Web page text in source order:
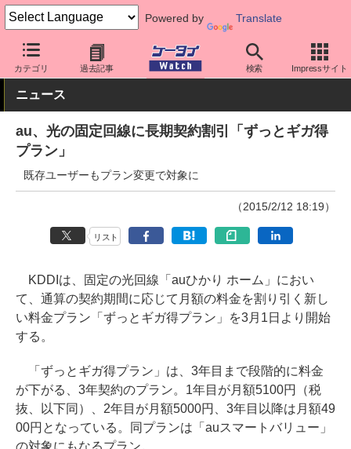
Powered by Translate
カテゴリ 過去記事 検索 Impressサイト
ケータイ Watch キャリア au 料金プラン・割引
ニュース
au、光の固定回線に長期契約割引「ずっとギガ得
プラン」
既存ユーザーもプラン変更で対象に
（2015/2/12 18:19）
リスト
KDDIは、固定の光回線「auひかり ホーム」におい
て、通算の契約期間に応じて月額の料金を割り引く新し
い料金プラン「ずっとギガ得プラン」を3月1日より開始
する。
「ずっとギガ得プラン」は、3年目まで段階的に料金
が下がる、3年契約のプラン。1年目が月額5100円（税
抜、以下同）、2年目が月額5000円、3年目以降は月額49
00円となっている。同プランは「auスマートバリュー」
の対象にもなるプラン。